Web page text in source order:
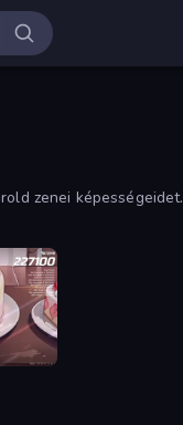
zenei képességeidet.